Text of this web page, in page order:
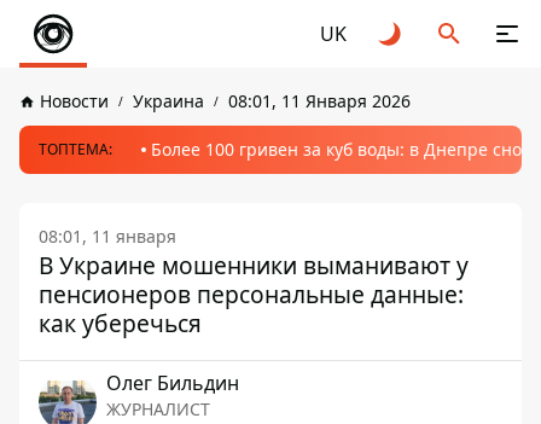
UK
Новости Украина 08:01, 11 Января 2026
ТОПТЕМА: Более 100 гривен за куб воды: в Днепре
08:01, 11 января
В Украине мошенники выманивают у
пенсионеров персональные данные:
как уберечься
Олег Бильдин
ЖУРНАЛИСТ